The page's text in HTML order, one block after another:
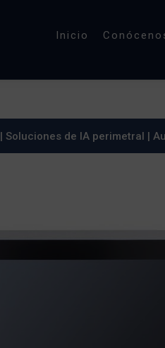
Inicio
|Soluciones de IA perimetral |